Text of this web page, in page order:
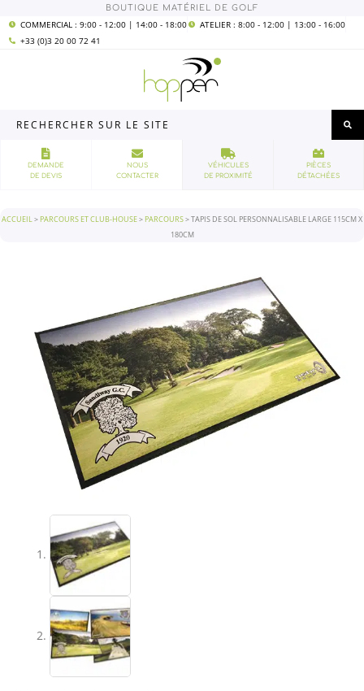
contenu
BOUTIQUE MATÉRIEL DE GOLF
COMMERCIAL : 9:00 - 12:00 | 14:00 - 18:00
ATELIER : 8:00 - 12:00 | 13:00 - 16:00
+33 (0)3 20 00 72 41
DEMANDE
DE DEVIS
NOUS
CONTACTER
VÉHICULES
DE PROXIMITÉ
PIÈCES
DÉTACHÉES
ACCUEIL> PARCOURS ET CLUB-HOUSE> PARCOURS>TAPIS DE SOL PERSONNALISABLE LARGE 115CM X
180CM
Tapis
de
sol